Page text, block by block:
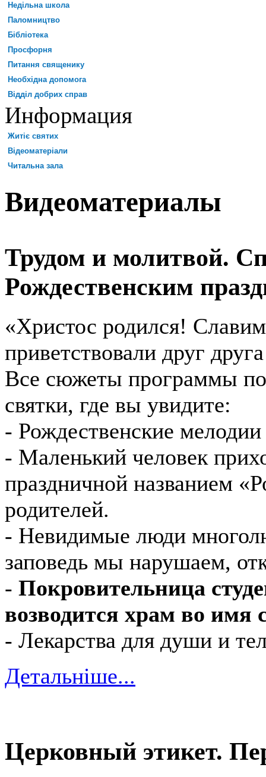
Недільна школа
Паломництво
Бібліотека
Просфорня
Питання священику
Необхідна допомога
Відділ добрих справ
Информация
Житіє святих
Відеоматеріали
Читальна зала
Видеоматериалы
Трудом и молитвой.
Рождественским
«Христос родился!
приветствовали друг
Все сюжеты программы
святки, где вы увидите:
- Рождественские
- Маленький человек
праздничной названием
родителей.
- Невидимые люди
заповедь мы нарушаем,
- Покровительница
возводится храм во
- Лекарства для души и
Детальніше...
Церковный этикет.